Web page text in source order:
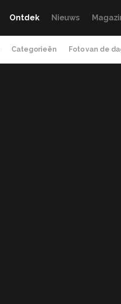
Ontdek Nieuws
Categorieën Foto van de